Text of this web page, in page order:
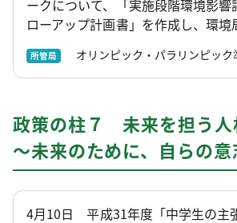
ークについて、「実施段階環境影響
ローアップ計画書」を作成し、環境
所管局 オリンピック・パラリンピック
政策の柱７ 未来を担う人
～未来のために、自らの
4月10日 平成31年度「中学生の